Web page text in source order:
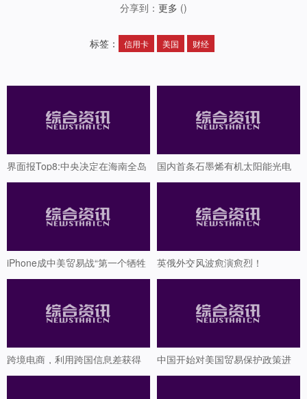
分享到： 更多 ()
标签： 信用卡 美国 财经
界面报Top8:中央决定在海南全岛
建设自贸试验区
国内首条石墨烯有机太阳能光电
子器件生产线在菏投产
iPhone成中美贸易战“第一个牺牲
品”？
英俄外交风波愈演愈烈！
跨境电商，利用跨国信息差获得
更高收入！思路详解！
中国开始对美国贸易保护政策进
行反制？商务部回应